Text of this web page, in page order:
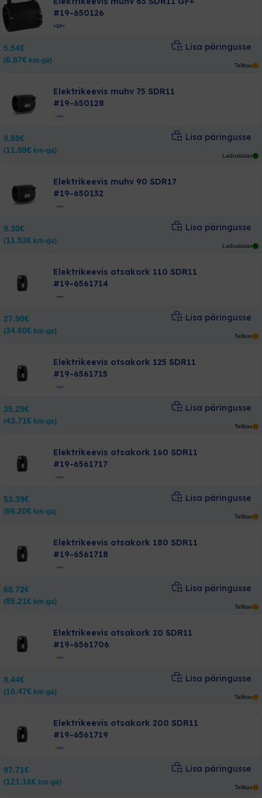
#19-650126
5.54€
(6.87€ km-ga)
Lisa päringusse
Tellitav
Elektrikeevis muhv 75 SDR11
#19-650128
9.59€
(11.89€ km-ga)
Lisa päringusse
Ladustatav
Elektrikeevis muhv 90 SDR17
#19-650132
9.30€
(11.53€ km-ga)
Lisa päringusse
Ladustatav
Elektrikeevis otsakork 110 SDR11
#19-6561714
27.90€
(34.60€ km-ga)
Lisa päringusse
Tellitav
Elektrikeevis otsakork 125 SDR11
#19-6561715
35.25€
(43.71€ km-ga)
Lisa päringusse
Tellitav
Elektrikeevis otsakork 160 SDR11
#19-6561717
53.39€
(66.20€ km-ga)
Lisa päringusse
Tellitav
Elektrikeevis otsakork 180 SDR11
#19-6561718
68.72€
(85.21€ km-ga)
Lisa päringusse
Tellitav
Elektrikeevis otsakork 20 SDR11
#19-6561706
8.44€
(10.47€ km-ga)
Lisa päringusse
Tellitav
Elektrikeevis otsakork 200 SDR11
#19-6561719
97.71€
(121.16€ km-ga)
Lisa päringusse
Tellitav